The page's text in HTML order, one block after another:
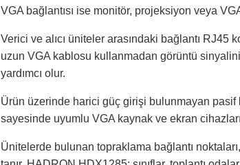
VGA bağlantısı ise monitör, projeksiyon veya
Verici ve alıcı üniteler arasındaki bağlantı
uzun VGA kablosu kullanmadan görüntü
yardımcı olur.
Ürün üzerinde harici güç girişi bulunmayan pasif
sayesinde uyumlu VGA kaynak ve ekran
Ünitelerde bulunan topraklama bağlantı